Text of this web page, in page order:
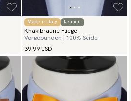
Made in Italy Neuheit
Khakibraune Fliege
Vorgebunden | 100% Seide
39.99 USD